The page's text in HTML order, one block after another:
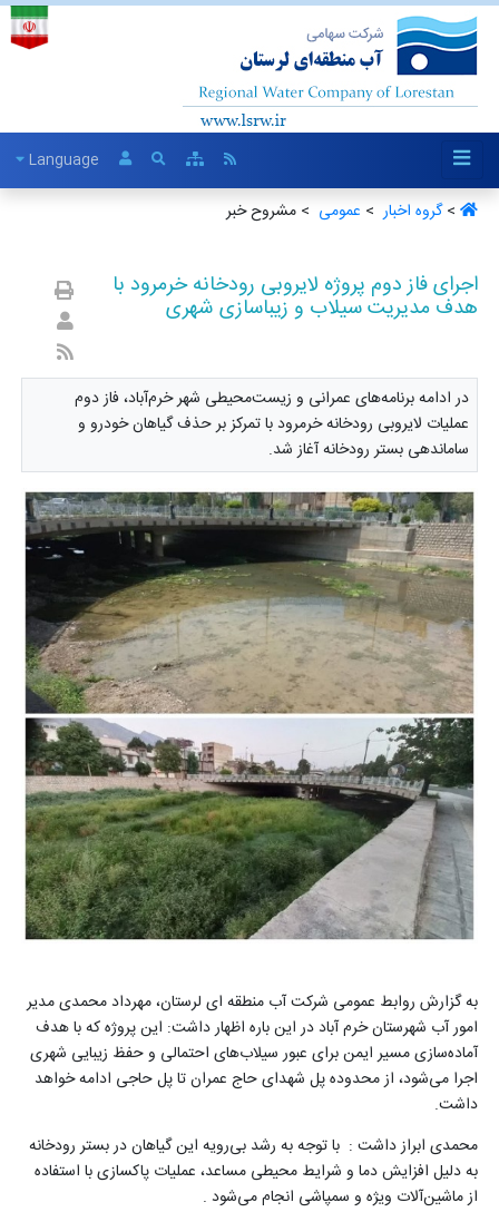
Language
>گروه اخبار ‏ > عمومی ‏ > مشروح خبر
اجرای فاز دوم پروژه لایروبی رودخانه خرمرود با
هدف مدیریت سیلاب و زیباسازی شهری
در ادامه برنامه‌های عمرانی و زیست‌محیطی شهر خرم‌آباد، فاز دوم
عملیات لایروبی رودخانه خرمرود با تمرکز بر حذف گیاهان خودرو و
ساماندهی بستر رودخانه آغاز شد.
به گزارش روابط عمومی شرکت آب منطقه ای لرستان، مهرداد محمدی مدیر
امور آب شهرستان خرم آباد در این باره اظهار داشت: این پروژه که با هدف
آماده‌سازی مسیر ایمن برای عبور سیلاب‌های احتمالی و حفظ زیبایی شهری
اجرا می‌شود، از محدوده پل شهدای حاج عمران تا پل حاجی ادامه خواهد
داشت.
محمدی ابراز داشت : با توجه به رشد بی‌رویه این گیاهان در بستر رودخانه
به دلیل افزایش دما و شرایط محیطی مساعد، عملیات پاکسازی با استفاده
از ماشین‌آلات ویژه و سمپاشی انجام می‌شود .